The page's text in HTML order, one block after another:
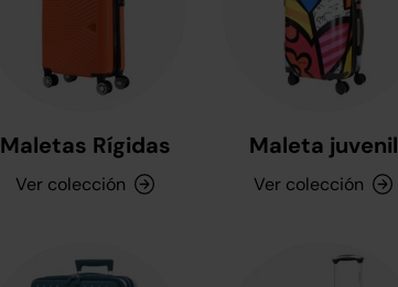
Maletas Rígidas
Ver colección
Maleta juvenil
Ver colección